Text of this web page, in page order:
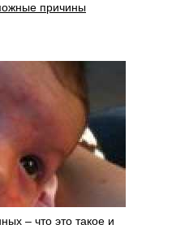
причины
– что это такое и